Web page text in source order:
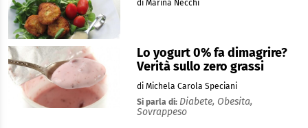
di Marina Necchi
Lo yogurt 0% fa dimagrire?
Verità sullo zero grassi
di Michela Carola Speciani
Si parla di: Diabete, Obesita,
Sovrappeso